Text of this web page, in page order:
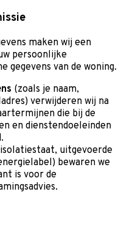
maken wij een
persoonlijke
gegevens van de woning.
(zoals je naam,
verwijderen wij na
die bij de
en dienstendoeleinden
uitgevoerde
bewaren we
is voor de